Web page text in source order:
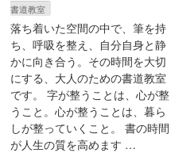
書道教室
落ち着いた空間の中で、筆を持
ち、呼吸を整え、自分自身と静
かに向き合う。その時間を大切
にする、大人のための書道教室
です。 字が整うことは、心が整
うこと。心が整うことは、暮ら
しが整っていくこと。 書の時間
が人生の質を高めます …